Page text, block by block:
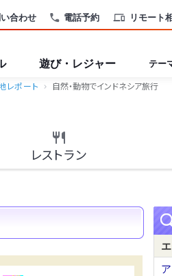
電話予約 リモート
合わせ
遊び・レジャー テー
レポート 自然・動物でインドネシア旅行
レストラン